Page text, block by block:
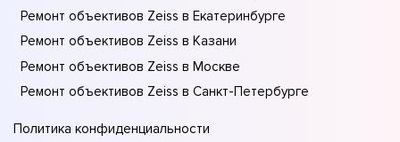
Ремонт объективов Zeiss в Екатеринбурге
Ремонт объективов Zeiss в Казани
Ремонт объективов Zeiss в Москве
Ремонт объективов Zeiss в Санкт-Петербурге
Политика конфиденциальности